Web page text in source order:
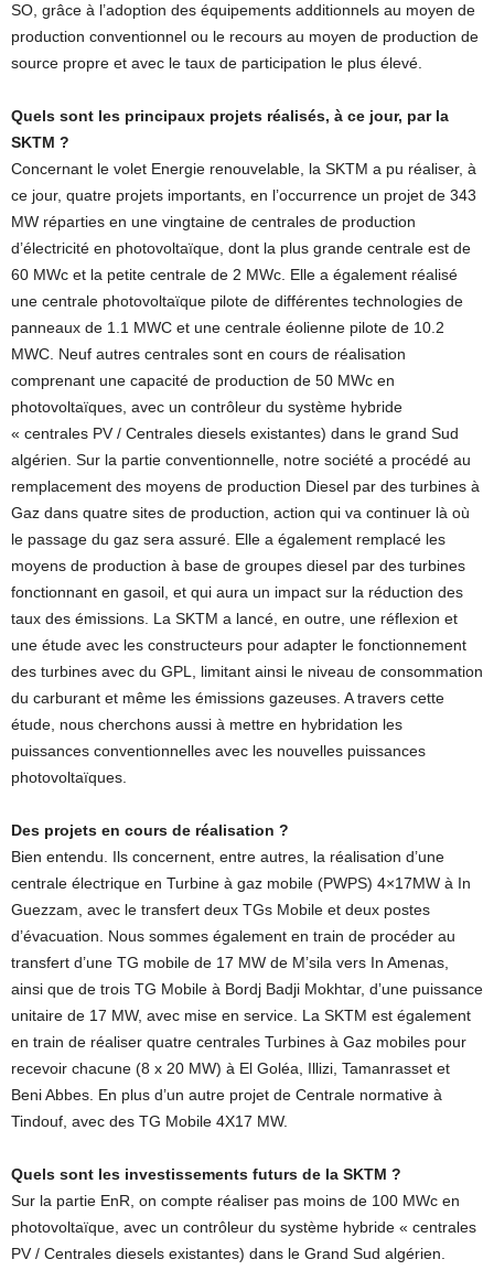
SO, grâce à l’adoption des équipements additionnels au moyen de
production conventionnel ou le recours au moyen de production de
source propre et avec le taux de participation le plus élevé.
Quels sont les principaux projets réalisés, à ce jour, par la
SKTM ?
Concernant le volet Energie renouvelable, la SKTM a pu réaliser, à
ce jour, quatre projets importants, en l’occurrence un projet de 343
MW réparties en une vingtaine de centrales de production
d’électricité en photovoltaïque, dont la plus grande centrale est de
60 MWc et la petite centrale de 2 MWc. Elle a également réalisé
une centrale photovoltaïque pilote de différentes technologies de
panneaux de 1.1 MWC et une centrale éolienne pilote de 10.2
MWC. Neuf autres centrales sont en cours de réalisation
comprenant une capacité de production de 50 MWc en
photovoltaïques, avec un contrôleur du système hybride
« centrales PV / Centrales diesels existantes) dans le grand Sud
algérien. Sur la partie conventionnelle, notre société a procédé au
remplacement des moyens de production Diesel par des turbines à
Gaz dans quatre sites de production, action qui va continuer là où
le passage du gaz sera assuré. Elle a également remplacé les
moyens de production à base de groupes diesel par des turbines
fonctionnant en gasoil, et qui aura un impact sur la réduction des
taux des émissions. La SKTM a lancé, en outre, une réflexion et
une étude avec les constructeurs pour adapter le fonctionnement
des turbines avec du GPL, limitant ainsi le niveau de consommation
du carburant et même les émissions gazeuses. A travers cette
étude, nous cherchons aussi à mettre en hybridation les
puissances conventionnelles avec les nouvelles puissances
photovoltaïques.
Des projets en cours de réalisation ?
Bien entendu. Ils concernent, entre autres, la réalisation d’une
centrale électrique en Turbine à gaz mobile (PWPS) 4×17MW à In
Guezzam, avec le transfert deux TGs Mobile et deux postes
d’évacuation. Nous sommes également en train de procéder au
transfert d’une TG mobile de 17 MW de M’sila vers In Amenas,
ainsi que de trois TG Mobile à Bordj Badji Mokhtar, d’une puissance
unitaire de 17 MW, avec mise en service. La SKTM est également
en train de réaliser quatre centrales Turbines à Gaz mobiles pour
recevoir chacune (8 x 20 MW) à El Goléa, Illizi, Tamanrasset et
Beni Abbes. En plus d’un autre projet de Centrale normative à
Tindouf, avec des TG Mobile 4X17 MW.
Quels sont les investissements futurs de la SKTM ?
Sur la partie EnR, on compte réaliser pas moins de 100 MWc en
photovoltaïque, avec un contrôleur du système hybride « centrales
PV / Centrales diesels existantes) dans le Grand Sud algérien.